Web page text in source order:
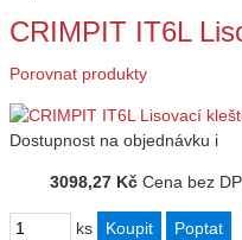
CRIMPIT IT6L
Porovnat produkty
Dostupnost na objednávku i
3098,27 Kč Cena bez
ks